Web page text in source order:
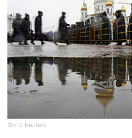
Фото: Reuters